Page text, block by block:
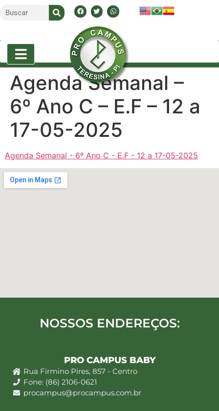
Agenda Semanal –
6º Ano C – E.F – 12 a
17-05-2025
Agenda Semanal - 6º Ano C - E.F - 12 a 17-05-2025
NOSSOS ENDEREÇOS:
PRO CAMPUS BABY
Rua Firmino Pires, 857 - Centro
Fone: (86) 2106-0621
procampus@procampus.com.br